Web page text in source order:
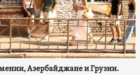
Азербайджане и Грузии.